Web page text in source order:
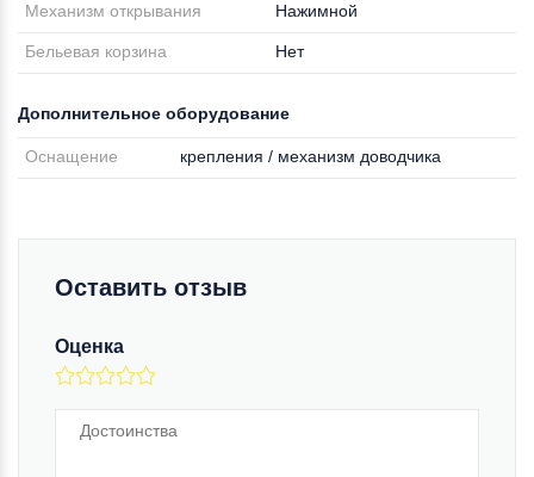
Механизм открывания Нажимной
Бельевая корзина Нет
Дополнительное оборудование
Оснащение крепления / механизм доводчика
Оставить отзыв
Оценка